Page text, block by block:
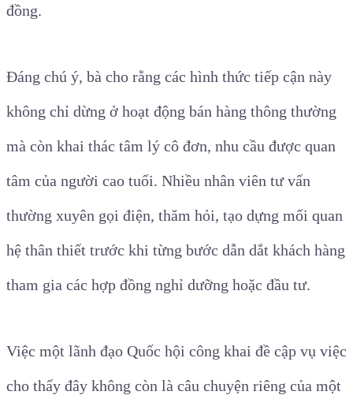
đồng.
Đáng chú ý, bà cho rằng các hình thức tiếp cận này
không chỉ dừng ở hoạt động bán hàng thông thường
mà còn khai thác tâm lý cô đơn, nhu cầu được quan
tâm của người cao tuổi. Nhiều nhân viên tư vấn
thường xuyên gọi điện, thăm hỏi, tạo dựng mối quan
hệ thân thiết trước khi từng bước dẫn dắt khách hàng
tham gia các hợp đồng nghỉ dưỡng hoặc đầu tư.
Việc một lãnh đạo Quốc hội công khai đề cập vụ việc
cho thấy đây không còn là câu chuyện riêng của một